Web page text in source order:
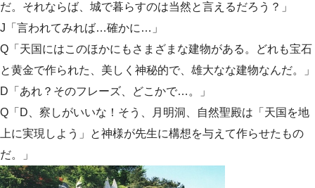
だ。それならば、城で暮らすのは当然と言えるだろう？」
J「言われてみれば…確かに…」
Q「天国にはこのほかにもさまざまな建物がある。どれも宝石
と黄金で作られた、美しく神秘的で、雄大なな建物なんだ。」
D「あれ？そのフレーズ、どこかで…。」
Q「D、察しがいいな！そう、月明洞、自然聖殿は「天国を地
上に実現しよう」と神様が先生に構想を与えて作らせたもの
だ。」